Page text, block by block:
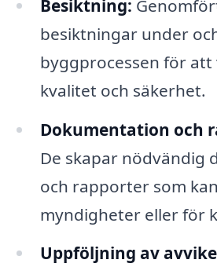
Besiktning:
besiktningar under
byggprocessen för
kvalitet och säkerhet.
Dokumentation och
De skapar nödvändig
och rapporter som
myndigheter eller för
Uppföljning av